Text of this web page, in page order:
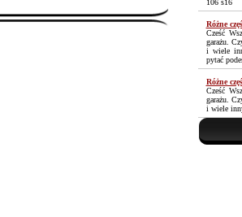
106 s16
Różne
Cześć
garażu.
i wiele
pytać
Różne
Cześć
garażu.
i wiele